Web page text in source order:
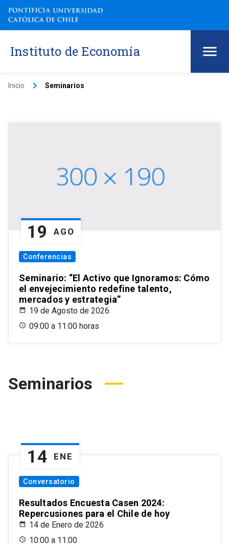
Instituto de Economía
Inicio keyboard_arrow_right Seminarios
19 AGO
Conferencias
Seminario: “El Activo que Ignoramos: Cómo
el envejecimiento redefine talento,
mercados y estrategia”
19 de Agosto de 2026
09:00 a 11:00 horas
Seminarios
14 ENE
Conversatorio
Resultados Encuesta Casen 2024:
Repercusiones para el Chile de hoy
14 de Enero de 2026
10:00 a 11:00